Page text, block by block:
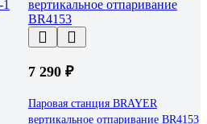
7 290 ₽
Паровая станция BRAYER
вертикальное отпаривание BR4153